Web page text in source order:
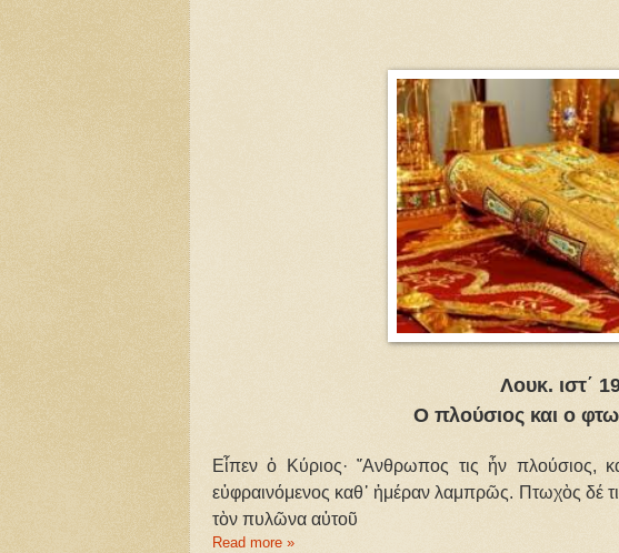
Λουκ. ιστ΄
Ο πλούσιος και ο
Εἶπεν ὁ Κύριος· ῎Ανθρωπος τις ἦν πλούσιος,
εὐφραινόμενος καθ᾿ ἡμέραν λαμπρῶς. Πτωχὸς δέ
τὸν πυλῶνα αὐτοῦ
Read more »